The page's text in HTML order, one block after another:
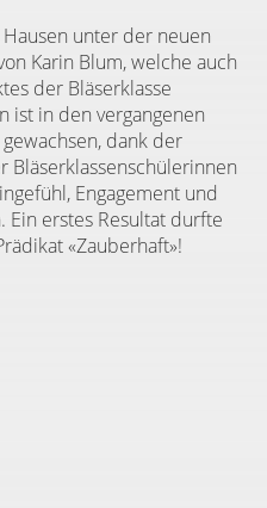
unter der neuen
Karin Blum, welche auch
der Bläserklasse
ist in den vergangenen
dank der
Bläserklassenschülerinnen
Engagement und
Ein erstes Resultat durfte
«Zauberhaft»!